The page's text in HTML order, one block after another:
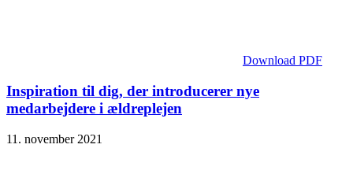
Download PDF
Inspiration til dig, der introducerer nye
medarbejdere i ældreplejen
11. november 2021